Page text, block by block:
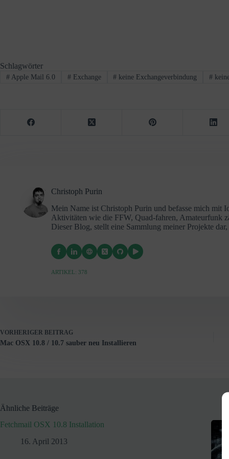
Schlagwörter
#Apple Mail 6.0 #Exchange # keine Exchangeverbindung #
Christoph Purin
Mein Name ist Christoph Purin und befasse mich mit
Aktivitäten wie die FFW, Quad-fahren, Amateurfunk
Dieser Blog, stellt eine Sammlung meiner Projekte
ARTIKEL: 378
VORHERIGER BEITRAG
Mac OSX 10.8 / 10.7 sauber neu Installieren
Ähnliche Beiträge
Fetchmail OSX 10.8 Installation
16. April 2013